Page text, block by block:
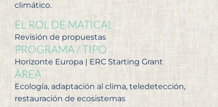
climático.
EL ROL DE MATICAL
Revisión de propuestas
PROGRAMA / TIPO
Horizonte Europa | ERC Starting Grant
ÁREA
Ecología, adaptación al clima, teledetección,
restauración de ecosistemas